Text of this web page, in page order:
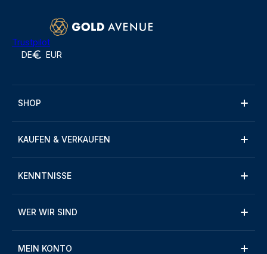
Trustpilot
DE EUR
SHOP
KAUFEN & VERKAUFEN
KENNTNISSE
WER WIR SIND
MEIN KONTO